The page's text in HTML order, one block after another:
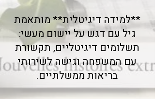
**למידה דיגיטלית** מותאמת
גיל עם דגש על יישום מעשי:
תשלומים דיגיטליים, תקשורת
עם המשפחה וגישה לשירותי
בריאות ממשלתיים.